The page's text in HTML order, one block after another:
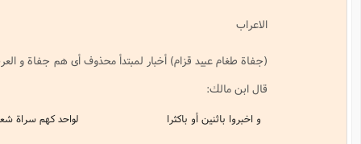
قزام) أخبار لمبتدأ محذوف أى هم جفاة و العرب يأتون لمبتدأ واحد باخبار كثيرة
لواحد كهم سراة شعرا